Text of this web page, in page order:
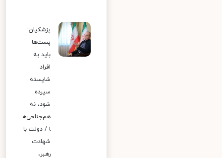
پزشکیان:
پست‌ها
باید به
افراد
شایسته
سپرده
شود، نه
هم‌جناحی‌ه
ا / دولت با
شهادت
رهبر،